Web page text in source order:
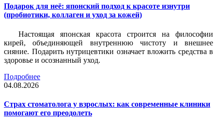
Подарок для неё: японский подход к красоте изнутри
(пробиотики, коллаген и уход за кожей)
Настоящая японская красота строится на философии
кирей, объединяющей внутреннюю чистоту и внешнее
сияние. Подарить нутрицевтики означает вложить средства в
здоровье и осознанный уход.
Подробнее
04.08.2026
Страх стоматолога у взрослых: как современные клиники
помогают его преодолеть